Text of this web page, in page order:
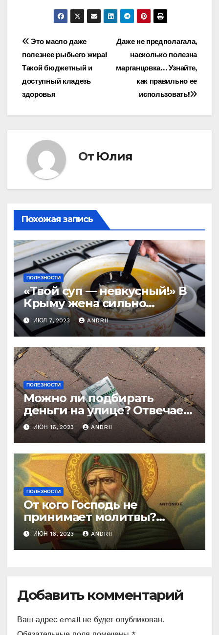
Навигация
по
записям
Даже не предполагала,
насколько полезна
марганцовка… Узнайте,
как правильно ее
использовать!
Это масло даже
полезнее рыбьего жира!
Такой бюджетный и
доступный кладезь
здоровья
От Юлия
Похожая запись
ПОЛЕЗНОСТИ
«Твой суп — невкусный!» В
Крыму жена сильно
наказала мужа за
нелестный отзыв о её
стряпне
ИЮЛ 7, 2023 ANDRII
ПОЛЕЗНОСТИ
Можно ли подбирать
деньги на улице? Отвечает
батюшка
ИЮН 16, 2023 ANDRII
ПОЛЕЗНОСТИ
От кого Господь не
принимает молитвы?
Неожиданные слова
Ефрема Сирина
ИЮН 16, 2023 ANDRII
Добавить комментарий
Ваш адрес email не будет опубликован.